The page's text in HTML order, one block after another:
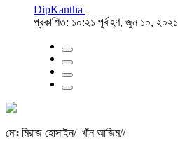
DipKantha
প্রকাশিত: ১০:২১ পূর্বাহ্ণ, জুন ১০, ২০২১
মোঃ মিরাজ হোসাইন/ খাঁন আজিম//